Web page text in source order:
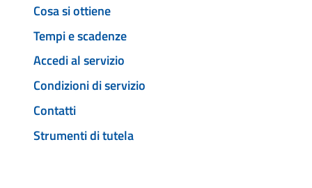
Cosa si ottiene
Tempi e scadenze
Accedi al servizio
Condizioni di servizio
Contatti
Strumenti di tutela